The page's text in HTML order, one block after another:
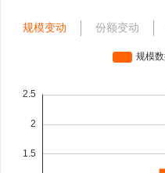
规模变动 份额变动